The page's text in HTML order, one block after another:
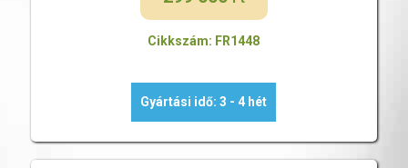
Cikkszám: FR1448
Gyártási idő: 3 - 4 hét